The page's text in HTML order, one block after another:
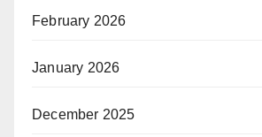
February 2026
January 2026
December 2025